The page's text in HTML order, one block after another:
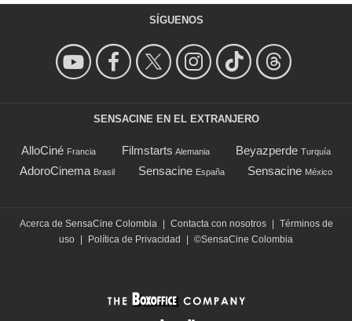
SÍGUENOS
SENSACINE EN EL EXTRANJERO
AlloCiné Francia Filmstarts Alemania Beyazperde Turquía
AdoroCinema Brasil Sensacine España Sensacine México
Acerca de SensaCine Colombia | Contacta con nosotros | Términos de
uso | Política de Privacidad | ©SensaCine Colombia